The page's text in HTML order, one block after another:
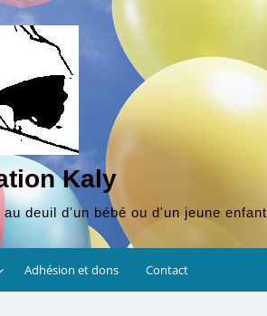
Kaly
deuil d'un bébé ou d'un jeune enfant
Adhésion et dons Contact